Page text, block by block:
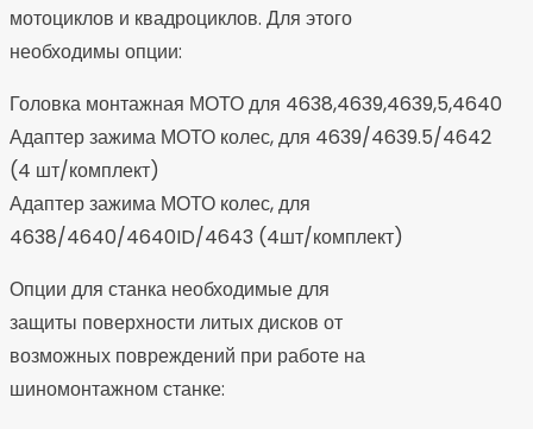
мотоциклов и квадроциклов. Для этого
необходимы опции:
Головка монтажная МОТО для 4638,4639,4639,5,4640
Адаптер зажима МОТО колес, для 4639/4639.5/4642
(4 шт/комплект)
Адаптер зажима МОТО колес, для
4638/4640/4640ID/4643 (4шт/комплект)
Опции для станка необходимые для
защиты поверхности литых дисков от
возможных повреждений при работе на
шиномонтажном станке: